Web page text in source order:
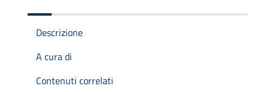
Descrizione
A cura di
Contenuti correlati